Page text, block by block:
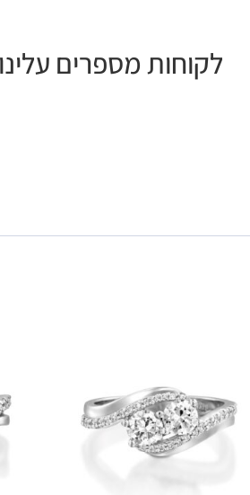
לקוחות מספרים